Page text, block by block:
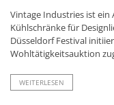
Vintage Industries ist
Kühlschränke für
Düsseldorf Festival
Wohltätigkeitsauktion
WEITERLESEN